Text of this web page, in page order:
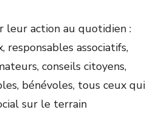
leur action au quotidien :
responsables associatifs,
conseils citoyens,
bénévoles, tous ceux qui
sur le terrain